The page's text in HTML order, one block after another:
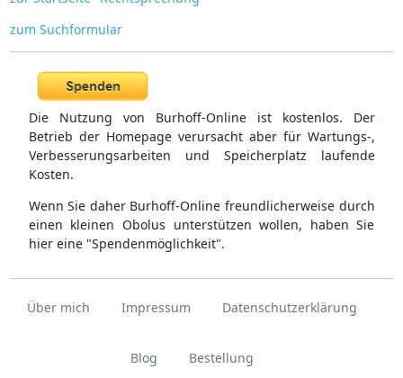
zum Suchformular
Die Nutzung von Burhoff-Online ist kostenlos. Der
Betrieb der Homepage verursacht aber für Wartungs-,
Verbesserungsarbeiten und Speicherplatz laufende
Kosten.
Wenn Sie daher Burhoff-Online freundlicherweise durch
einen kleinen Obolus unterstützen wollen, haben Sie
hier eine "Spendenmöglichkeit".
Über mich Impressum Datenschutzerklärung
Blog Bestellung